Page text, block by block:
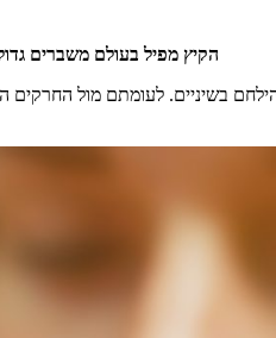
הקיץ מפיל בעולם משברים
בשיניים. לעומתם מול